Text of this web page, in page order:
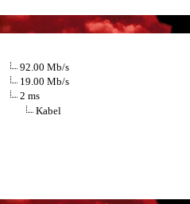
92.00 Mb/s
19.00 Mb/s
2 ms
Kabel